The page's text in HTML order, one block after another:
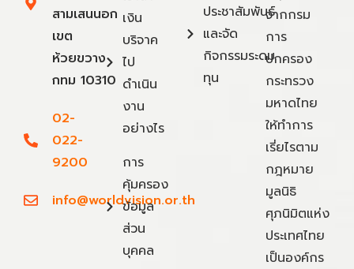
สามเสนนอก
เขต
ห้วยขวาง
กทม 10310
02-
022-
9200
info@worldvision.or.th
เงิน
บริจาค
ไป
ดำเนิน
งาน
อย่างไร
การ
คุ้มครอง
ข้อมูล
ส่วน
บุคคล
ประชาสัมพันธ์
และจัด
กิจกรรมระดม
ทุน
จากกรม
การ
ปกครอง
กระทรวง
มหาดไทย
ให้ทำการ
เรี่ยไรตาม
กฎหมาย
มูลนิธิ
ศุภนิมิตแห่ง
ประเทศไทย
เป็นองค์กร